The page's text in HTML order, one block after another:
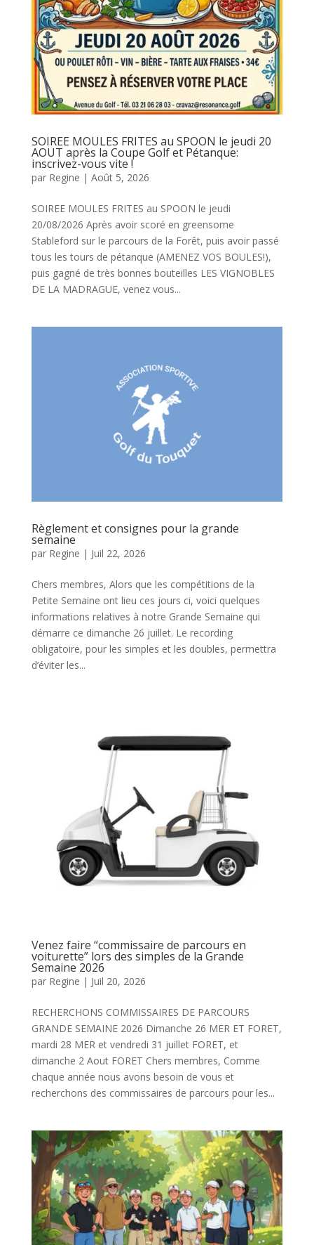
SOIREE MOULES FRITES au SPOON le jeudi 20
AOUT après la Coupe Golf et Pétanque:
inscrivez-vous vite !
par Regine | Août 5, 2026
SOIREE MOULES FRITES au SPOON le jeudi
20/08/2026 Après avoir scoré en greensome
Stableford sur le parcours de la Forêt, puis avoir passé
tous les tours de pétanque (AMENEZ VOS BOULES!),
puis gagné de très bonnes bouteilles LES VIGNOBLES
DE LA MADRAGUE, venez vous...
Règlement et consignes pour la grande
semaine
par Regine | Juil 22, 2026
Chers membres, Alors que les compétitions de la
Petite Semaine ont lieu ces jours ci, voici quelques
informations relatives à notre Grande Semaine qui
démarre ce dimanche 26 juillet. Le recording
obligatoire, pour les simples et les doubles, permettra
d’éviter les...
Venez faire “commissaire de parcours en
voiturette” lors des simples de la Grande
Semaine 2026
par Regine | Juil 20, 2026
RECHERCHONS COMMISSAIRES DE PARCOURS
GRANDE SEMAINE 2026 Dimanche 26 MER ET FORET,
mardi 28 MER et vendredi 31 juillet FORET, et
dimanche 2 Aout FORET Chers membres, Comme
chaque année nous avons besoin de vous et
recherchons des commissaires de parcours pour les...